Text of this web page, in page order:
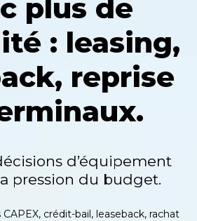
plus de
: leasing,
reprise
d’équipement
pression du budget.
crédit-bail, leaseback, rachat